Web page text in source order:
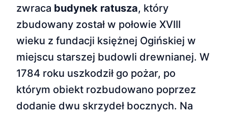
zwraca budynek ratusza, który
zbudowany został w połowie XVIII
wieku z fundacji księżnej Ogińskiej w
miejscu starszej budowli drewnianej. W
1784 roku uszkodził go pożar, po
którym obiekt rozbudowano poprzez
dodanie dwu skrzydeł bocznych. Na